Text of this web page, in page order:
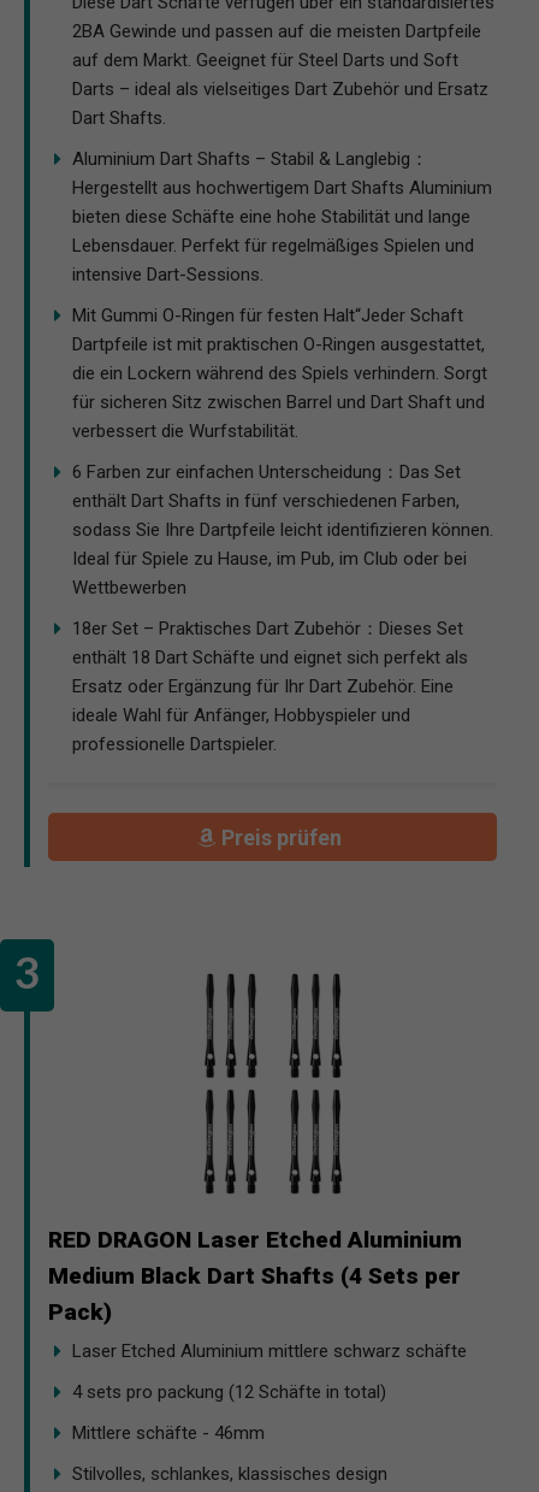
2BA Gewinde und passen auf die meisten Dartpfeile
auf dem Markt. Geeignet für Steel Darts und Soft
Darts – ideal als vielseitiges Dart Zubehör und Ersatz
Dart Shafts.
Aluminium Dart Shafts – Stabil & Langlebig：
Hergestellt aus hochwertigem Dart Shafts Aluminium
bieten diese Schäfte eine hohe Stabilität und lange
Lebensdauer. Perfekt für regelmäßiges Spielen und
intensive Dart-Sessions.
Mit Gummi O-Ringen für festen Halt“Jeder Schaft
Dartpfeile ist mit praktischen O-Ringen ausgestattet,
die ein Lockern während des Spiels verhindern. Sorgt
für sicheren Sitz zwischen Barrel und Dart Shaft und
verbessert die Wurfstabilität.
6 Farben zur einfachen Unterscheidung：Das Set
enthält Dart Shafts in fünf verschiedenen Farben,
sodass Sie Ihre Dartpfeile leicht identifizieren können.
Ideal für Spiele zu Hause, im Pub, im Club oder bei
Wettbewerben
18er Set – Praktisches Dart Zubehör：Dieses Set
enthält 18 Dart Schäfte und eignet sich perfekt als
Ersatz oder Ergänzung für Ihr Dart Zubehör. Eine
ideale Wahl für Anfänger, Hobbyspieler und
professionelle Dartspieler.
Preis prüfen
RED DRAGON Laser Etched Aluminium
Medium Black Dart Shafts (4 Sets per
Pack)
Laser Etched Aluminium mittlere schwarz schäfte
4 sets pro packung (12 Schäfte in total)
Mittlere schäfte - 46mm
Stilvolles, schlankes, klassisches design